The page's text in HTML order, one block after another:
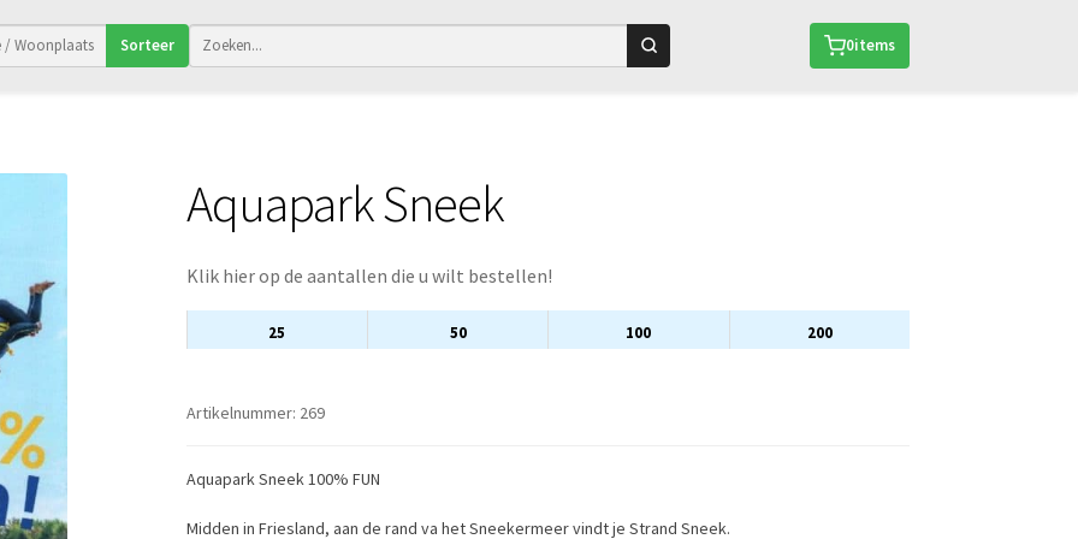
Sorteer 0items
Aquapark Sneek
Klik hier op de aantallen die u wilt bestellen!
25 50 100 200
Artikelnummer: 269
Aquapark Sneek 100% FUN
Midden in Friesland, aan de rand va het Sneekermeer vindt je Strand Sneek.